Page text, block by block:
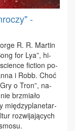
-
R. R. Mar­tin
for Lya”, hi­
fic­tion po­
i Robb. Choć
o Tron”, na­
brzmia­ło
mię­dzy­pla­ne­tar­
roz­wi­ja­ją­cych